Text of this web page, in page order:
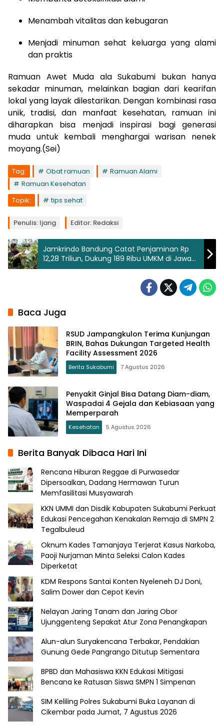
Menambah vitalitas dan kebugaran
Menjadi minuman sehat keluarga yang alami
dan praktis
Ramuan Awet Muda ala Sukabumi bukan hanya
sekadar minuman, melainkan bagian dari kearifan
lokal yang layak dilestarikan. Dengan kombinasi rasa
unik, tradisi, dan manfaat kesehatan, ramuan ini
diharapkan bisa menjadi inspirasi bagi generasi
muda untuk kembali menghargai warisan nenek
moyang.(Sei)
Tag: Obat ramuan
Ramuan Alami
Ramuan Kesehatan
Topik:
tips sehat
Penulis: Ijang Editor: Redaksi
Jamkrindo Bandung Catat Penjaminan Rp
12,28 Triliun, Dukung 189 Ribu UMKM di Jawa
Barat
Baca Juga
RSUD Jampangkulon Terima Kunjungan
BRIN, Bahas Dukungan Targeted Health
Facility Assessment 2026
Berita Sukabumi 7 Agustus 2026
Penyakit Ginjal Bisa Datang Diam-diam,
Waspadai 4 Gejala dan Kebiasaan yang
Memperparah
Kesehatan 5 Agustus 2026
Berita Banyak Dibaca Hari Ini
Rencana Hiburan Reggae di Purwasedar
Dipersoalkan, Dadang Hermawan Turun
Memfasilitasi Musyawarah
KKN UMMI dan Disdik Kabupaten Sukabumi Perkuat
Edukasi Pencegahan Kenakalan Remaja di SMPN 2
Tegalbuleud
Oknum Kades Tamanjaya Terjerat Kasus Narkoba,
Paoji Nurjaman Minta Seleksi Calon Kades
Diperketat
KDM Respons Santai Konten Nyeleneh DJ Doni,
Salim Dower dan Cepot Kevin
Nelayan Jaring Tanam dan Jaring Obor
Ujunggenteng Sepakat Atur Zona Penangkapan
Alun-alun Suryakencana Terbakar, Pendakian
Gunung Gede Pangrango Ditutup Sementara
BPBD dan Mahasiswa KKN Edukasi Mitigasi
Bencana ke Ratusan Siswa SMPN 1 Simpenan
SIM Keliling Polres Sukabumi Buka Layanan di
Cikembar pada Jumat, 7 Agustus 2026